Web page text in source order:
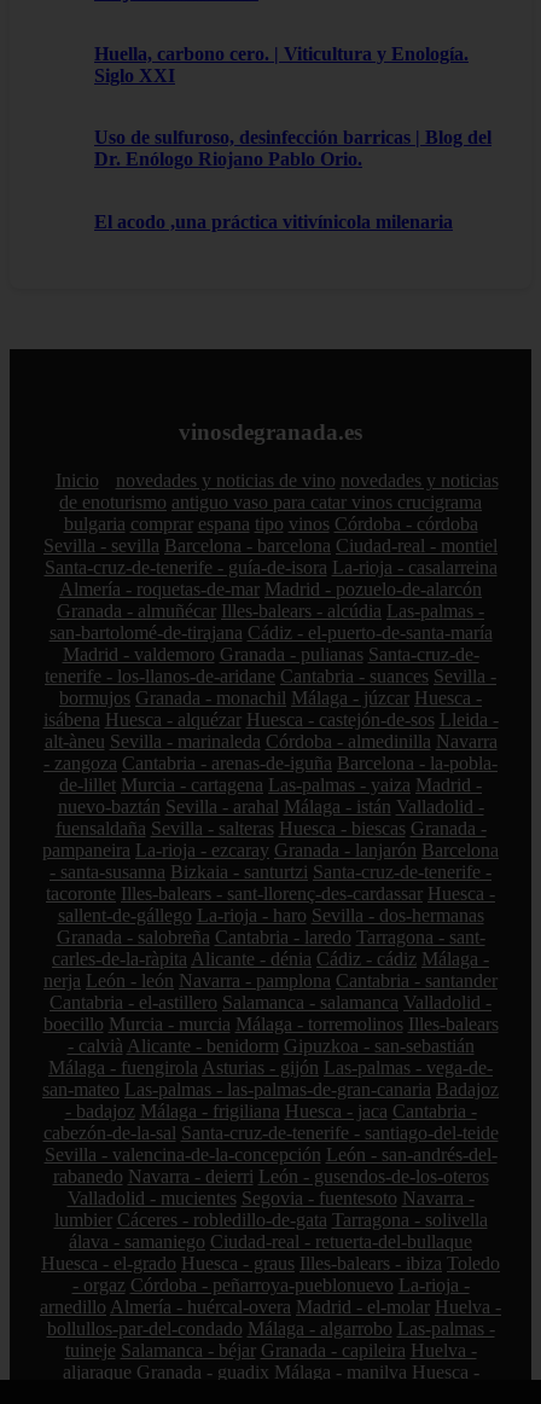
Huella, carbono cero. | Viticultura y Enología.
Siglo XXI
Uso de sulfuroso, desinfección barricas | Blog del
Dr. Enólogo Riojano Pablo Orio.
El acodo ,una práctica vitivínicola milenaria
vinosdegranada.es
Inicio novedades y noticias de vino novedades y noticias
de enoturismo antiguo vaso para catar vinos crucigrama
bulgaria comprar espana tipo vinos Córdoba - córdoba
Sevilla - sevilla Barcelona - barcelona Ciudad-real - montiel
Santa-cruz-de-tenerife - guía-de-isora La-rioja - casalarreina
Almería - roquetas-de-mar Madrid - pozuelo-de-alarcón
Granada - almuñécar Illes-balears - alcúdia Las-palmas -
san-bartolomé-de-tirajana Cádiz - el-puerto-de-santa-maría
Madrid - valdemoro Granada - pulianas Santa-cruz-de-
tenerife - los-llanos-de-aridane Cantabria - suances Sevilla -
bormujos Granada - monachil Málaga - júzcar Huesca -
isábena Huesca - alquézar Huesca - castejón-de-sos Lleida -
alt-àneu Sevilla - marinaleda Córdoba - almedinilla Navarra
- zangoza Cantabria - arenas-de-iguña Barcelona - la-pobla-
de-lillet Murcia - cartagena Las-palmas - yaiza Madrid -
nuevo-baztán Sevilla - arahal Málaga - istán Valladolid -
fuensaldaña Sevilla - salteras Huesca - biescas Granada -
pampaneira La-rioja - ezcaray Granada - lanjarón Barcelona
- santa-susanna Bizkaia - santurtzi Santa-cruz-de-tenerife -
tacoronte Illes-balears - sant-llorenç-des-cardassar Huesca -
sallent-de-gállego La-rioja - haro Sevilla - dos-hermanas
Granada - salobreña Cantabria - laredo Tarragona - sant-
carles-de-la-ràpita Alicante - dénia Cádiz - cádiz Málaga -
nerja León - león Navarra - pamplona Cantabria - santander
Cantabria - el-astillero Salamanca - salamanca Valladolid -
boecillo Murcia - murcia Málaga - torremolinos Illes-balears
- calvià Alicante - benidorm Gipuzkoa - san-sebastián
Málaga - fuengirola Asturias - gijón Las-palmas - vega-de-
san-mateo Las-palmas - las-palmas-de-gran-canaria Badajoz
- badajoz Málaga - frigiliana Huesca - jaca Cantabria -
cabezón-de-la-sal Santa-cruz-de-tenerife - santiago-del-teide
Sevilla - valencina-de-la-concepción León - san-andrés-del-
rabanedo Navarra - deierri León - gusendos-de-los-oteros
Valladolid - mucientes Segovia - fuentesoto Navarra -
lumbier Cáceres - robledillo-de-gata Tarragona - solivella
álava - samaniego Ciudad-real - retuerta-del-bullaque
Huesca - el-grado Huesca - graus Illes-balears - ibiza Toledo
- orgaz Córdoba - peñarroya-pueblonuevo La-rioja -
arnedillo Almería - huércal-overa Madrid - el-molar Huelva -
bollullos-par-del-condado Málaga - algarrobo Las-palmas -
tuineje Salamanca - béjar Granada - capileira Huelva -
aljaraque Granada - guadix Málaga - manilva Huesca -